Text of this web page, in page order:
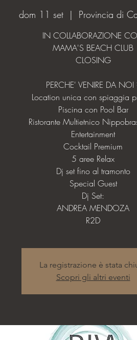
dom 11 set
  |
Provincia di
IN COLLABORAZIONE
MAMA'S BEACH CLUB
CLOSING
PERCHE' VENIRE DA NOI
Location unica con spiaggia
Piscina con Pool Bar
Ristorante Multietnico
Entertainment
Cocktail Premium
5 aree Relax
Dj set fino al tramonto
Special Guest
Dj Set:
ANDREA MENDOZA
R2D
La registrazione è stata
Scopri gli altri eventi